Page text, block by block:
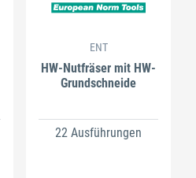
ENT
HW-Nutfräser mit HW-
Grundschneide
22 Ausführungen